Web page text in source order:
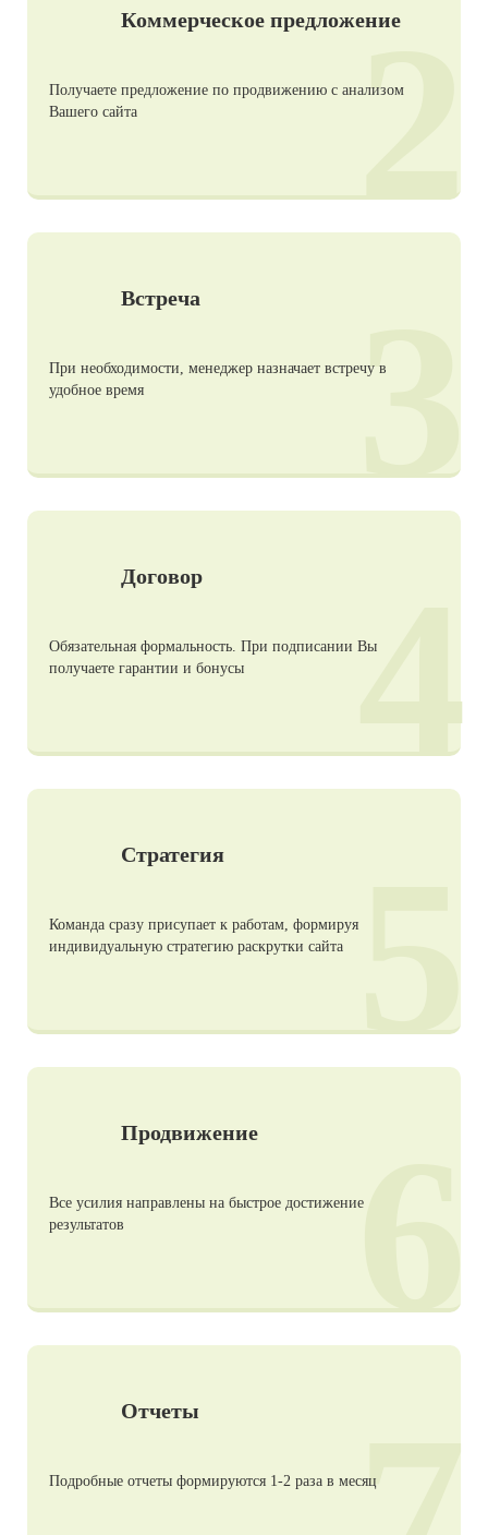
Коммерческое предложение
Получаете предложение по продвижению с анализом
Вашего сайта
2
Встреча
При необходимости, менеджер назначает встречу в
удобное время
3
Договор
Обязательная формальность. При подписании Вы
получаете гарантии и бонусы
4
Стратегия
Команда сразу присупает к работам, формируя
индивидуальную стратегию раскрутки сайта
5
Продвижение
Все усилия направлены на быстрое достижение
результатов
6
Отчеты
Подробные отчеты формируются 1-2 раза в месяц